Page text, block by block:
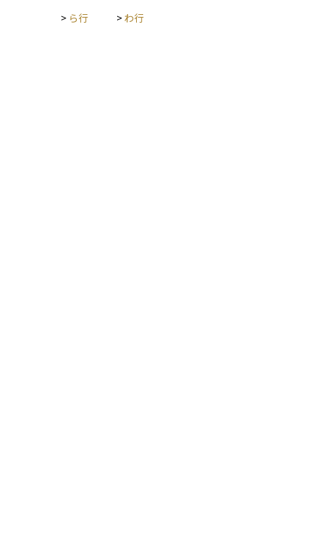
お、払い戻し申請から実際の支給までには1〜2か月程度かかる
> ら行 > わ行